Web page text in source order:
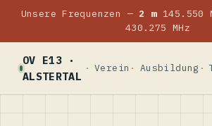
Unsere Frequenzen — 2 m145.550
430.275 MHz
OV E13 ·
ALSTERTAL
Verein Ausbildung